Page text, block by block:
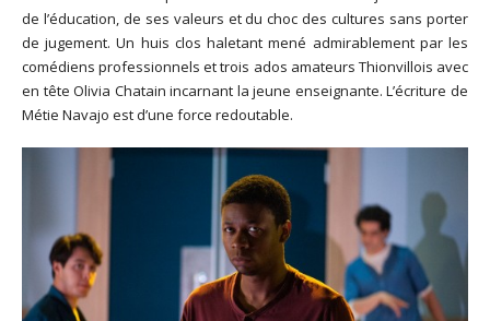
de l’éducation, de ses valeurs et du choc des cultures sans porter
de jugement. Un huis clos haletant mené admirablement par les
comédiens professionnels et trois ados amateurs Thionvillois avec
en tête Olivia Chatain incarnant la jeune enseignante. L’écriture de
Métie Navajo est d’une force redoutable.